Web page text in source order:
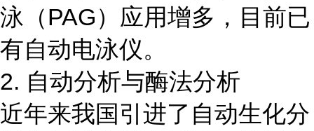
泳（PAG）应用增多，目前已
有自动电泳仪。
2. 自动分析与酶法分析
近年来我国引进了自动生化分